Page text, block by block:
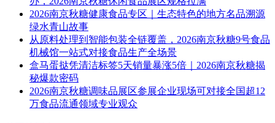
2026南京秋糖健康食品专区｜生态特色的地方名品溯源
绿水青山故事
从原料处理到智能包装全链覆盖，2026南京秋糖9号食品
机械馆一站式对接食品生产全场景
盒马蛋挞凭清洁标签5天销量暴涨5倍｜2026南京秋糖揭
秘爆款密码
2026南京秋糖调味品展区参展企业现场可对接全国超12
万食品流通领域专业观众